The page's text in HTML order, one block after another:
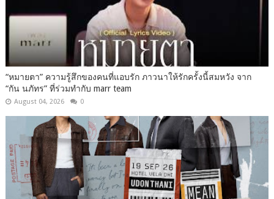
“หมายตา” ความรู้สึกของคนที่แอบรัก ภาวนาให้รักครั้งนี้สมหวัง จาก
“กัน นภัทร” ที่ร่วมทำกับ marr team
August 04, 2026 0